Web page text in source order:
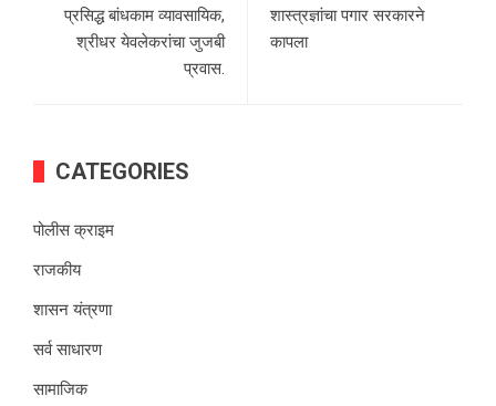
प्रसिद्ध बांधकाम व्यावसायिक,
श्रीधर येवलेकरांचा जुजबी
प्रवास.
शास्त्रज्ञांचा पगार सरकारने
कापला
CATEGORIES
पोलीस क्राइम
राजकीय
शासन यंत्रणा
सर्व साधारण
सामाजिक